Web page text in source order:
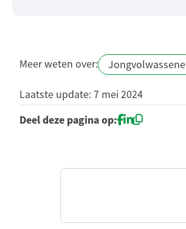
Meer weten over: Jongvolwassene
Laatste update: 7 mei 2024
Deel deze pagina op: